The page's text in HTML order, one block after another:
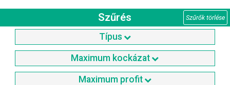
Szűrés Szűrők törlése
Típus
Maximum kockázat
Maximum profit